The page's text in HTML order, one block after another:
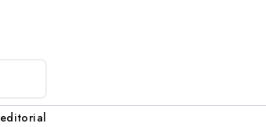
editorial